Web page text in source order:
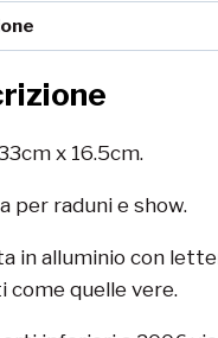
x 16.5cm.
per raduni e show.
in alluminio con
come quelle vere.